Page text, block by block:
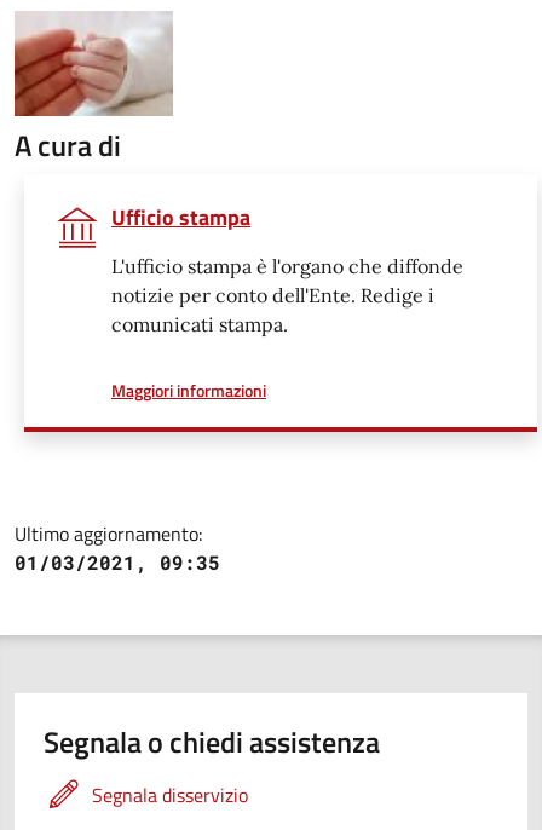
A cura di
Ufficio stampa
L'ufficio stampa è l'organo che diffonde
notizie per conto dell'Ente. Redige i
comunicati stampa.
Maggiori informazionia proposito di
Ultimo aggiornamento:
01/03/2021, 09:35
Segnala o chiedi assistenza
Segnala disservizio